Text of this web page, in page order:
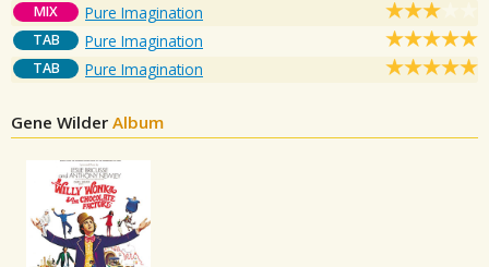
MIX Pure Imagination
TAB Pure Imagination
TAB Pure Imagination
Gene Wilder Album